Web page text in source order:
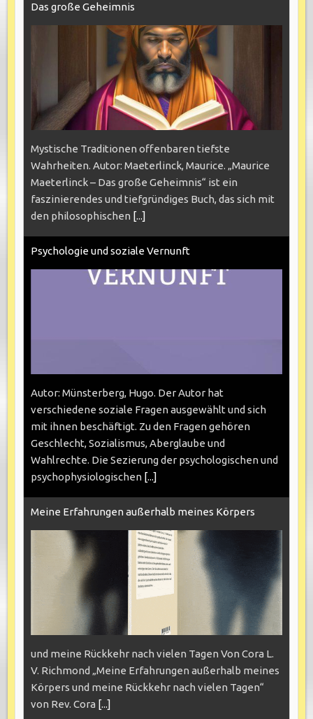
Das große Geheimnis
Mystische Traditionen offenbaren tiefste
Wahrheiten. Autor: Maeterlinck, Maurice. „Maurice
Maeterlinck – Das große Geheimnis“ ist ein
faszinierendes und tiefgründiges Buch, das sich mit
den philosophischen [...]
Psychologie und soziale Vernunft
Autor: Münsterberg, Hugo. Der Autor hat
verschiedene soziale Fragen ausgewählt und sich
mit ihnen beschäftigt. Zu den Fragen gehören
Geschlecht, Sozialismus, Aberglaube und
Wahlrechte. Die Sezierung der psychologischen und
psychophysiologischen [...]
Meine Erfahrungen außerhalb meines Körpers
und meine Rückkehr nach vielen Tagen Von Cora L.
V. Richmond „Meine Erfahrungen außerhalb meines
Körpers und meine Rückkehr nach vielen Tagen“
von Rev. Cora [...]